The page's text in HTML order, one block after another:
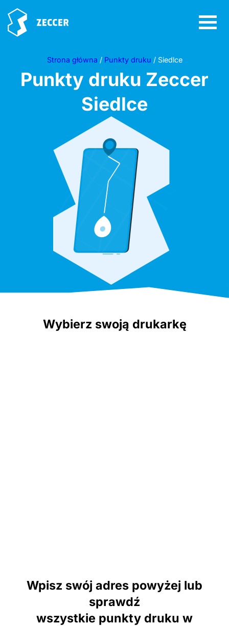
Strona główna / Punkty druku / Siedlce
Punkty druku Zeccer
Siedlce
Wybierz swoją drukarkę
Wpisz swój adres powyżej lub
sprawdź
wszystkie punkty druku w